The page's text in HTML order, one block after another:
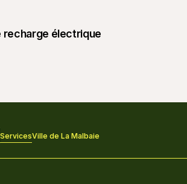
recharge électrique
ServicesVille de La Malbaie